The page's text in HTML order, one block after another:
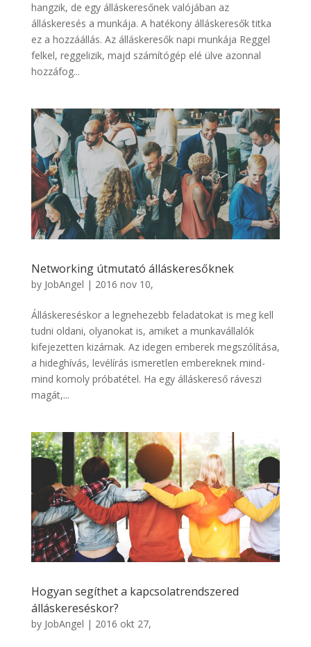
hangzik, de egy álláskeresőnek valójában az
álláskeresés a munkája. A hatékony álláskeresők titka
ez a hozzáállás. Az álláskeresők napi munkája Reggel
felkel, reggelizik, majd számítógép elé ülve azonnal
hozzáfog...
Networking útmutató álláskeresőknek
by JobAngel | 2016 nov 10,
Álláskereséskor a legnehezebb feladatokat is meg kell
tudni oldani, olyanokat is, amiket a munkavállalók
kifejezetten kizárnak. Az idegen emberek megszólítása,
a hideghívás, levélírás ismeretlen embereknek mind-
mind komoly próbatétel. Ha egy álláskereső ráveszi
magát,...
Hogyan segíthet a kapcsolatrendszered
álláskereséskor?
by JobAngel | 2016 okt 27,